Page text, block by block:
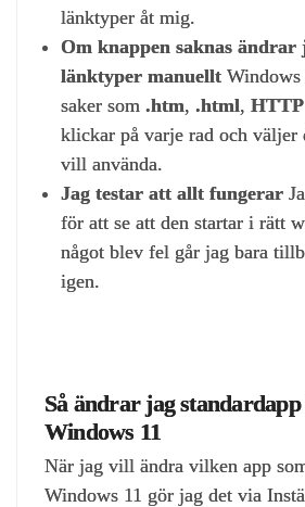
länktyper åt mig.
Om knappen saknas
länktyper manuellt Windows
saker som .htm, .html, HTTP
klickar på varje rad och väljer
vill använda.
Jag testar att allt fungerar
för att se att den startar i rätt
något blev fel går jag bara
igen.
Så ändrar jag standardapp
Windows 11
När jag vill ändra vilken app
Windows 11 gör jag det via